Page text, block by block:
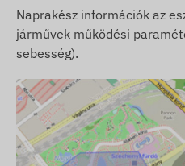
Naprakész információk az
járművek működési
sebesség).